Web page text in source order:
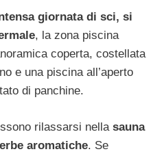
giornata di sci, si
, la zona piscina
coperta, costellata
e una piscina all’aperto
di panchine.
rilassarsi nella sauna
aromatiche. Se